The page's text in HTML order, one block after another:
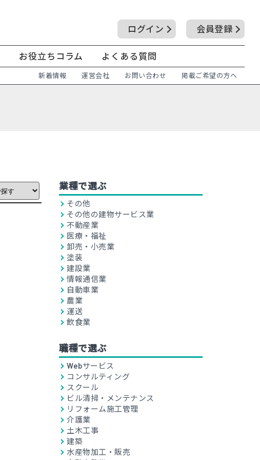
ログイン 会員登録
お役立ちコラム よくある質問
新着情報 運営会社 お問い合わせ 掲載ご希望の方へ
業種で選ぶ
その他
その他の建物サービス業
不動産業
医療・福祉
卸売・小売業
塗装
建設業
情報通信業
自動車業
農業
運送
飲食業
職種で選ぶ
Webサービス
コンサルティング
スクール
ビル清掃・メンテナンス
リフォーム施工管理
介護業
土木工事
建築
水産物加工・販売